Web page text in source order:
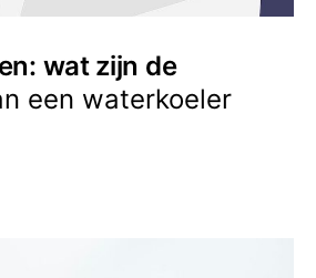
wat zijn de
een waterkoeler